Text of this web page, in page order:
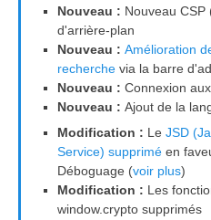
Nouveau : Nouveau CSP
d'arrière-plan
Nouveau : Amélioration
recherche via la barre
Nouveau : Connexion
Nouveau : Ajout de la
Modification : Le JSD
Service) suppriméen
Déboguage (voir plus)
Modification : Les
window.crypto supprimés